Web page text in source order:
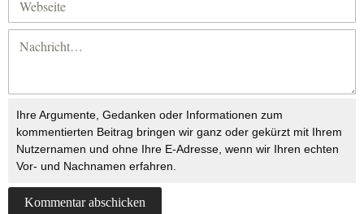
Ihre Argumente, Gedanken oder Informationen zum
kommentierten Beitrag bringen wir ganz oder gekürzt mit Ihrem
Nutzernamen und ohne Ihre E-Adresse, wenn wir Ihren echten
Vor- und Nachnamen erfahren.